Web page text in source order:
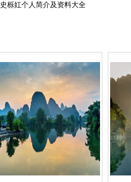
史栎妅个人简介及资料大全